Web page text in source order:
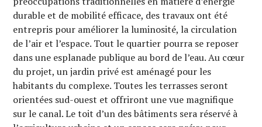
durable et de mobilité efficace, des travaux ont été
entrepris pour améliorer la luminosité, la circulation
de l’air et l’espace. Tout le quartier pourra se reposer
dans une esplanade publique au bord de l’eau. Au cœur
du projet, un jardin privé est aménagé pour les
habitants du complexe. Toutes les terrasses seront
orientées sud-ouest et offriront une vue magnifique
sur le canal. Le toit d’un des bâtiments sera réservé à